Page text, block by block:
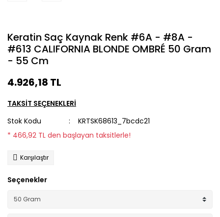
Keratin Saç Kaynak Renk #6A - #8A -
#613 CALIFORNIA BLONDE OMBRÉ 50 Gram
- 55 Cm
4.926,18 TL
TAKSİT SEÇENEKLERİ
Stok Kodu
KRTSK68613_7bcdc21
* 466,92 TL den başlayan taksitlerle!
Karşılaştır
Seçenekler